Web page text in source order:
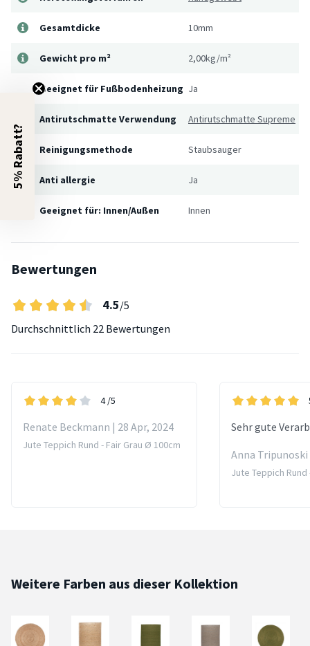
Gesamtdicke 10mm
Gewicht pro m² 2,00kg/m²
Geeignet für Fußbodenheizung Ja
Antirutschmatte Verwendung Antirutschmatte Supreme
Reinigungsmethode Staubsauger
Anti allergie Ja
Geeignet für: Innen/Außen Innen
Bewertungen
4.5/5
Durchschnittlich 22 Bewertungen
4 /5
Renate Beckmann | 28 Apr, 2024
Jute Teppich Rund - Fair Grau Ø 100cm
Sehr gute
Anna Tripunoski
Jute Teppich
Weitere Farben aus dieser Kollektion
5% Rabatt?